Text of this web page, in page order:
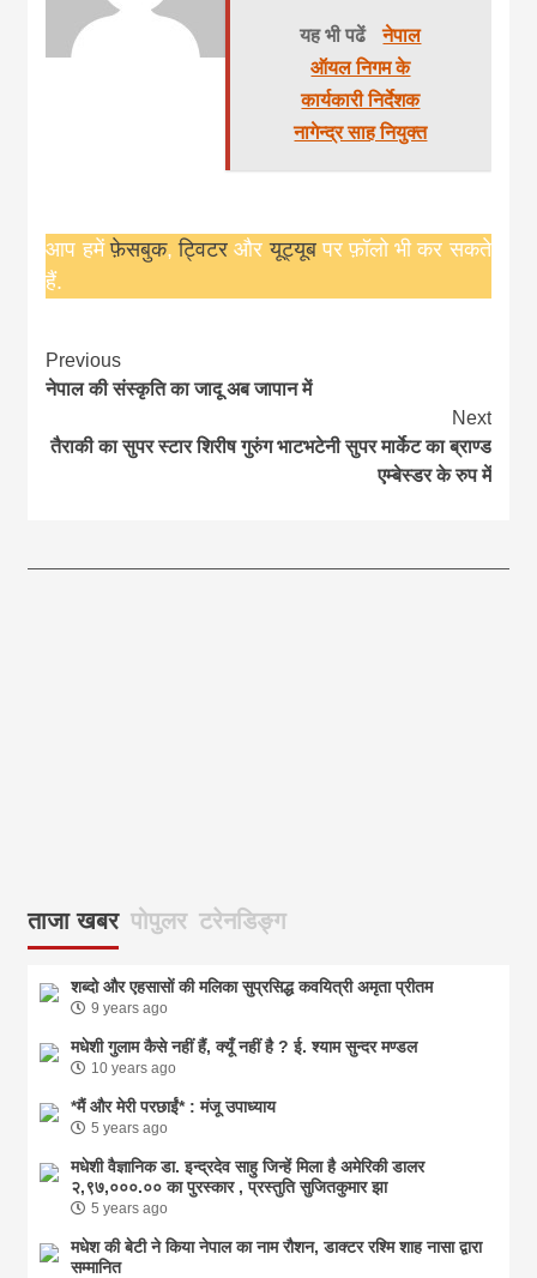
यह भी पढें
नेपाल
ऑयल निगम के
कार्यकारी निर्देशक
नागेन्द्र साह नियुक्त
आप हमेंफ़ेसबुक,ट्विटरऔरयूट्यूबपर फ़ॉलो भी कर सकते
हैं.
Continue
Reading
Previous
नेपाल की संस्कृति का जादू अब जापान में
Next
तैराकी का सुपर स्टार शिरीष गुरुंग भाटभटेनी सुपर मार्केट का ब्राण्ड
एम्बेस्डर के रुप में
ताजा खबर पोपुलर टरेनडिङ्ग
शब्दो और एहसासों की मलिका सुप्रसिद्ध कवयित्री अमृता प्रीतम
9 years ago
मधेशी गुलाम कैसे नहीं हैं, क्यूँ नहीं है ? ई. श्याम सुन्दर मण्डल
10 years ago
*मैं और मेरी परछाईं* : मंजू उपाध्याय
5 years ago
मधेशी वैज्ञानिक डा. इन्द्रदेव साहु जिन्हें मिला है अमेरिकी डालर
२,९७,०००.०० का पुरस्कार , प्रस्तुति सुजितकुमार झा
5 years ago
मधेश की बेटी ने किया नेपाल का नाम राैशन, डाक्टर रश्मि शाह नासा द्वारा
सम्मानित